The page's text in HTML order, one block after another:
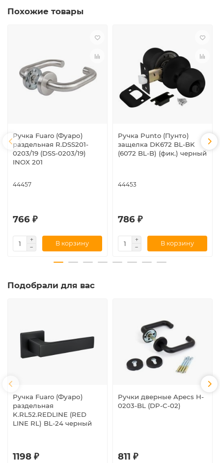
Похожие товары
Ручка Fuaro (Фуаро)
раздельная R.DSS201-
0203/19 (DSS-0203/19)
INOX 201
44457
766 ₽
В корзину
Ручка Punto (Пунто)
защелка DK672 BL-BK
(6072 BL-B) (фик.) черный
44453
786 ₽
В корзину
Подобрали для вас
Ручка Fuaro (Фуаро)
раздельная
K.RL52.REDLINE (RED
LINE RL) BL-24 черный
1198 ₽
Ручки дверные Apecs H-
0203-BL (DP-C-02)
811 ₽